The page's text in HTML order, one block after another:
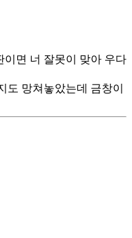
이면 너 잘못이 맞아 우다
도 망쳐놓았는데 금창이